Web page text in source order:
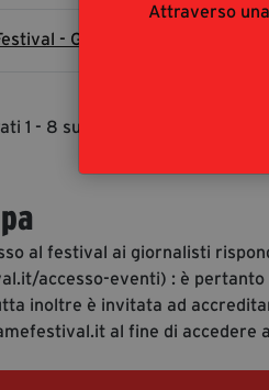
Attraverso
- Gli ospiti.docx
1 - 8 su 11 risultati.
al festival ai giornalisti
accesso-eventi) : è
inoltre è invitata ad
al fine di accedere